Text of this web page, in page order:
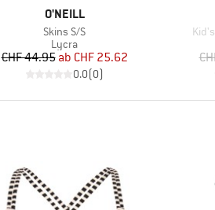
MARKE
O'NEILL
Artikel
Skins S/S
Produktgruppe
Lycra
Preis
CHF 44.95 reduzierter Preis
ab CHF 25.62
0.0(0)